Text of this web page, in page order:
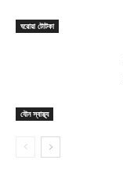
ঘরোয়া টোটকা
যৌন স্বাস্থ্য